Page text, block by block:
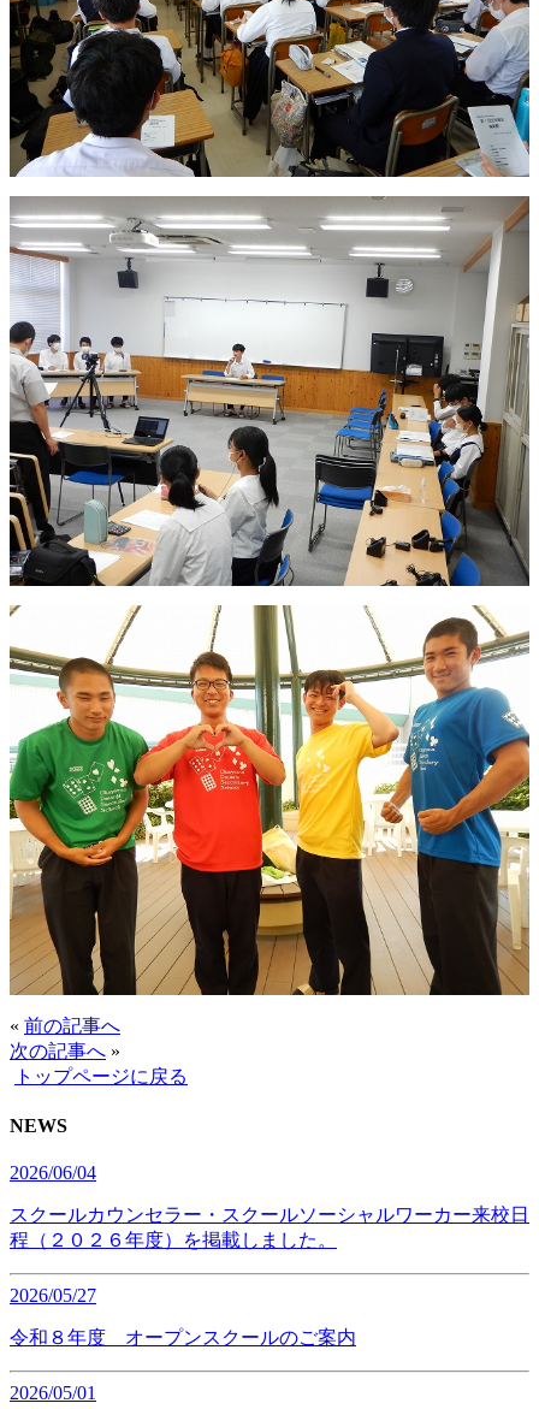
« 前の記事へ
次の記事へ »
トップページに戻る
NEWS
2026/06/04
スクールカウンセラー・スクールソーシャルワーカー来校日
程（２０２６年度）を掲載しました。
2026/05/27
令和８年度 オープンスクールのご案内
2026/05/01